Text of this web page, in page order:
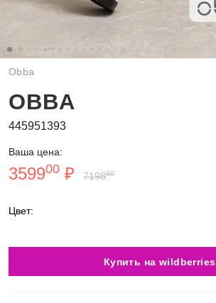
Obba
OBBA
445951393
Ваша цена:
359900 ₽ 719800
Цвет:
Купить на wildberries